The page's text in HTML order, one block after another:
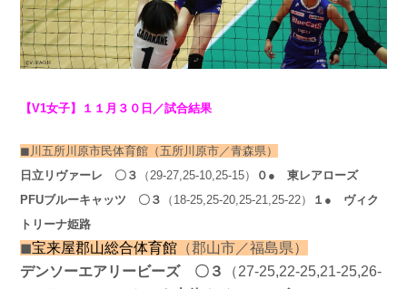
【V1女子】１１月３０日／試合結果
◼︎川五所川原市民体育館（五所川原市／青森県）
日立リヴァーレ 〇３ （29-27,25-10,25-15）
０● 東レアローズ
PFUブルーキャッツ 〇３ （18-25,25-20,25-21,25-22）
１● ヴィク
トリーナ姫路
◼︎宝来屋郡山総合体育館 （郡山市／福島県）
デンソーエアリービーズ〇３
（27-25,22-25,21-25,26-